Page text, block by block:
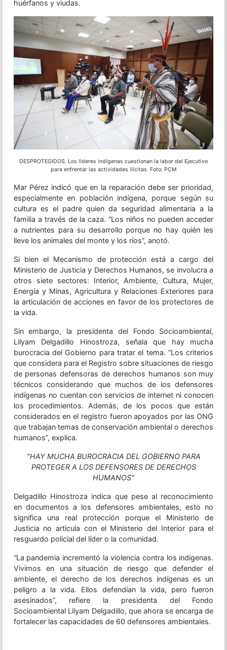
huérfanos y viudas.
DESPROTEGIDOS. Los líderes indígenas cuestionan la labor del Ejecutivo
para enfrentar las actividades ilícitas. Foto: PCM
Mar Pérez indicó que en la reparación debe ser prioridad,
especialmente en población indígena, porque según su
cultura es el padre quien da seguridad alimentaria a la
familia a través de la caza. “Los niños no pueden acceder
a nutrientes para su desarrollo porque no hay quién les
lleve los animales del monte y los ríos”, anotó.
Si bien el Mecanismo de protección está a cargo del
Ministerio de Justicia y Derechos Humanos, se involucra a
otros siete sectores: Interior, Ambiente, Cultura, Mujer,
Energía y Minas, Agricultura y Relaciones Exteriores para
la articulación de acciones en favor de los protectores de
la vida.
Sin embargo, la presidenta del Fondo Socioambiental,
Lilyam Delgadillo Hinostroza, señala que hay mucha
burocracia del Gobierno para tratar el tema. “Los criterios
que considera para el Registro sobre situaciones de riesgo
de personas defensoras de derechos humanos son muy
técnicos considerando que muchos de los defensores
indígenas no cuentan con servicios de internet ni conocen
los procedimientos. Además, de los pocos que están
considerados en el registro fueron apoyados por las ONG
que trabajan temas de conservación ambiental o derechos
humanos”, explica.
"HAY MUCHA BUROCRACIA DEL GOBIERNO PARA
PROTEGER A LOS DEFENSORES DE DERECHOS
HUMANOS"
Delgadillo Hinostroza indica que pese al reconocimiento
en documentos a los defensores ambientales, esto no
significa una real protección porque el Ministerio de
Justicia no articula con el Ministerio del Interior para el
resguardo policial del líder o la comunidad.
“La pandemia incrementó la violencia contra los indígenas.
Vivimos en una situación de riesgo que defender el
ambiente, el derecho de los derechos indígenas es un
peligro a la vida. Ellos defendían la vida, pero fueron
asesinados”, refiere la presidenta del Fondo
Socioambiental Lilyam Delgadillo, que ahora se encarga de
fortalecer las capacidades de 60 defensores ambientales.